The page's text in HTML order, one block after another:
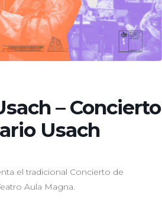
– Concierto
Usach
el tradicional Concierto de
Aula Magna.